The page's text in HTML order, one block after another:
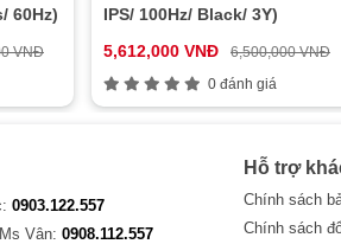
60Hz)
VNĐ
IPS/ 100Hz/ Black/ 3Y)
5,612,000 VNĐ
6,500,000 VNĐ
0 đánh giá
0903.122.557
Vân: 0908.112.557
Hỗ trợ
Chính sách
Chính sách